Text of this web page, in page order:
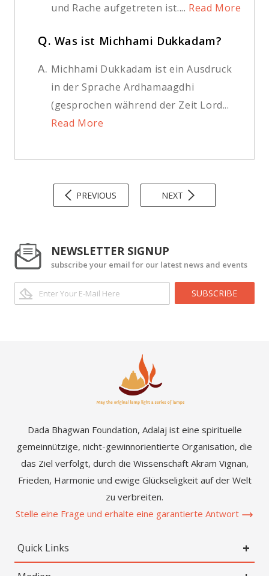
und Rache aufgetreten ist.... Read More
Q. Was ist Michhami Dukkadam?
A. Michhami Dukkadam ist ein Ausdruck
in der Sprache Ardhamaagdhi
(gesprochen während der Zeit Lord...
Read More
PREVIOUS NEXT
NEWSLETTER SIGNUP
subscribe your email for our latest news and events
SUBSCRIBE
Dada Bhagwan Foundation, Adalaj ist eine spirituelle
gemeinnützige, nicht-gewinnorientierte Organisation, die
das Ziel verfolgt, durch die Wissenschaft Akram Vignan,
Frieden, Harmonie und ewige Glückseligkeit auf der Welt
zu verbreiten.
Stelle eine Frage und erhalte eine garantierte Antwort
Quick Links